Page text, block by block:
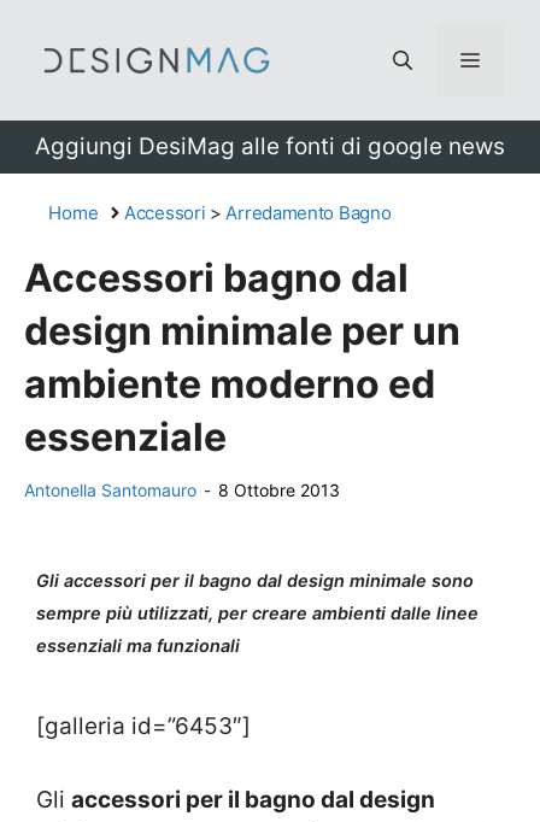
Menu
Aggiungi DesiMag alle fonti di google news
Home Accessori >Arredamento Bagno
Accessori bagno dal
design minimale per un
ambiente moderno ed
essenziale
Antonella Santomauro - 8 Ottobre 2013
Gli accessori per il bagno dal design minimale sono
sempre più utilizzati, per creare ambienti dalle linee
essenziali ma funzionali
[galleria id=”6453″]
Gli accessori per il bagno dal design